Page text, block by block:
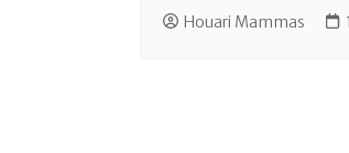
Houari Mammas